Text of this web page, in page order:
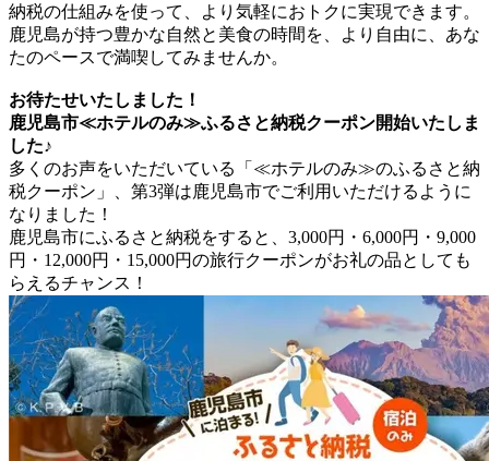
納税の仕組みを使って、より気軽におトクに実現できます。
鹿児島が持つ豊かな自然と美食の時間を、より自由に、あな
たのペースで満喫してみませんか。
お待たせいたしました！
鹿児島市≪ホテルのみ≫ふるさと納税クーポン開始いたしま
した♪
多くのお声をいただいている「≪ホテルのみ≫のふるさと納
税クーポン」、第3弾は鹿児島市でご利用いただけるように
なりました！
鹿児島市にふるさと納税をすると、3,000円・6,000円・9,000
円・12,000円・15,000円の旅行クーポンがお礼の品としても
らえるチャンス！